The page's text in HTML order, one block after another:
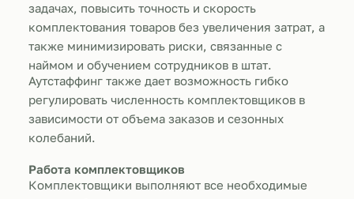
задачах, повысить точность и скорость
комплектования товаров без увеличения затрат, а
также минимизировать риски, связанные с
наймом и обучением сотрудников в штат.
Аутстаффинг также дает возможность гибко
регулировать численность комплектовщиков в
зависимости от объема заказов и сезонных
колебаний.
Работа комплектовщиков
Комплектовщики выполняют все необходимые